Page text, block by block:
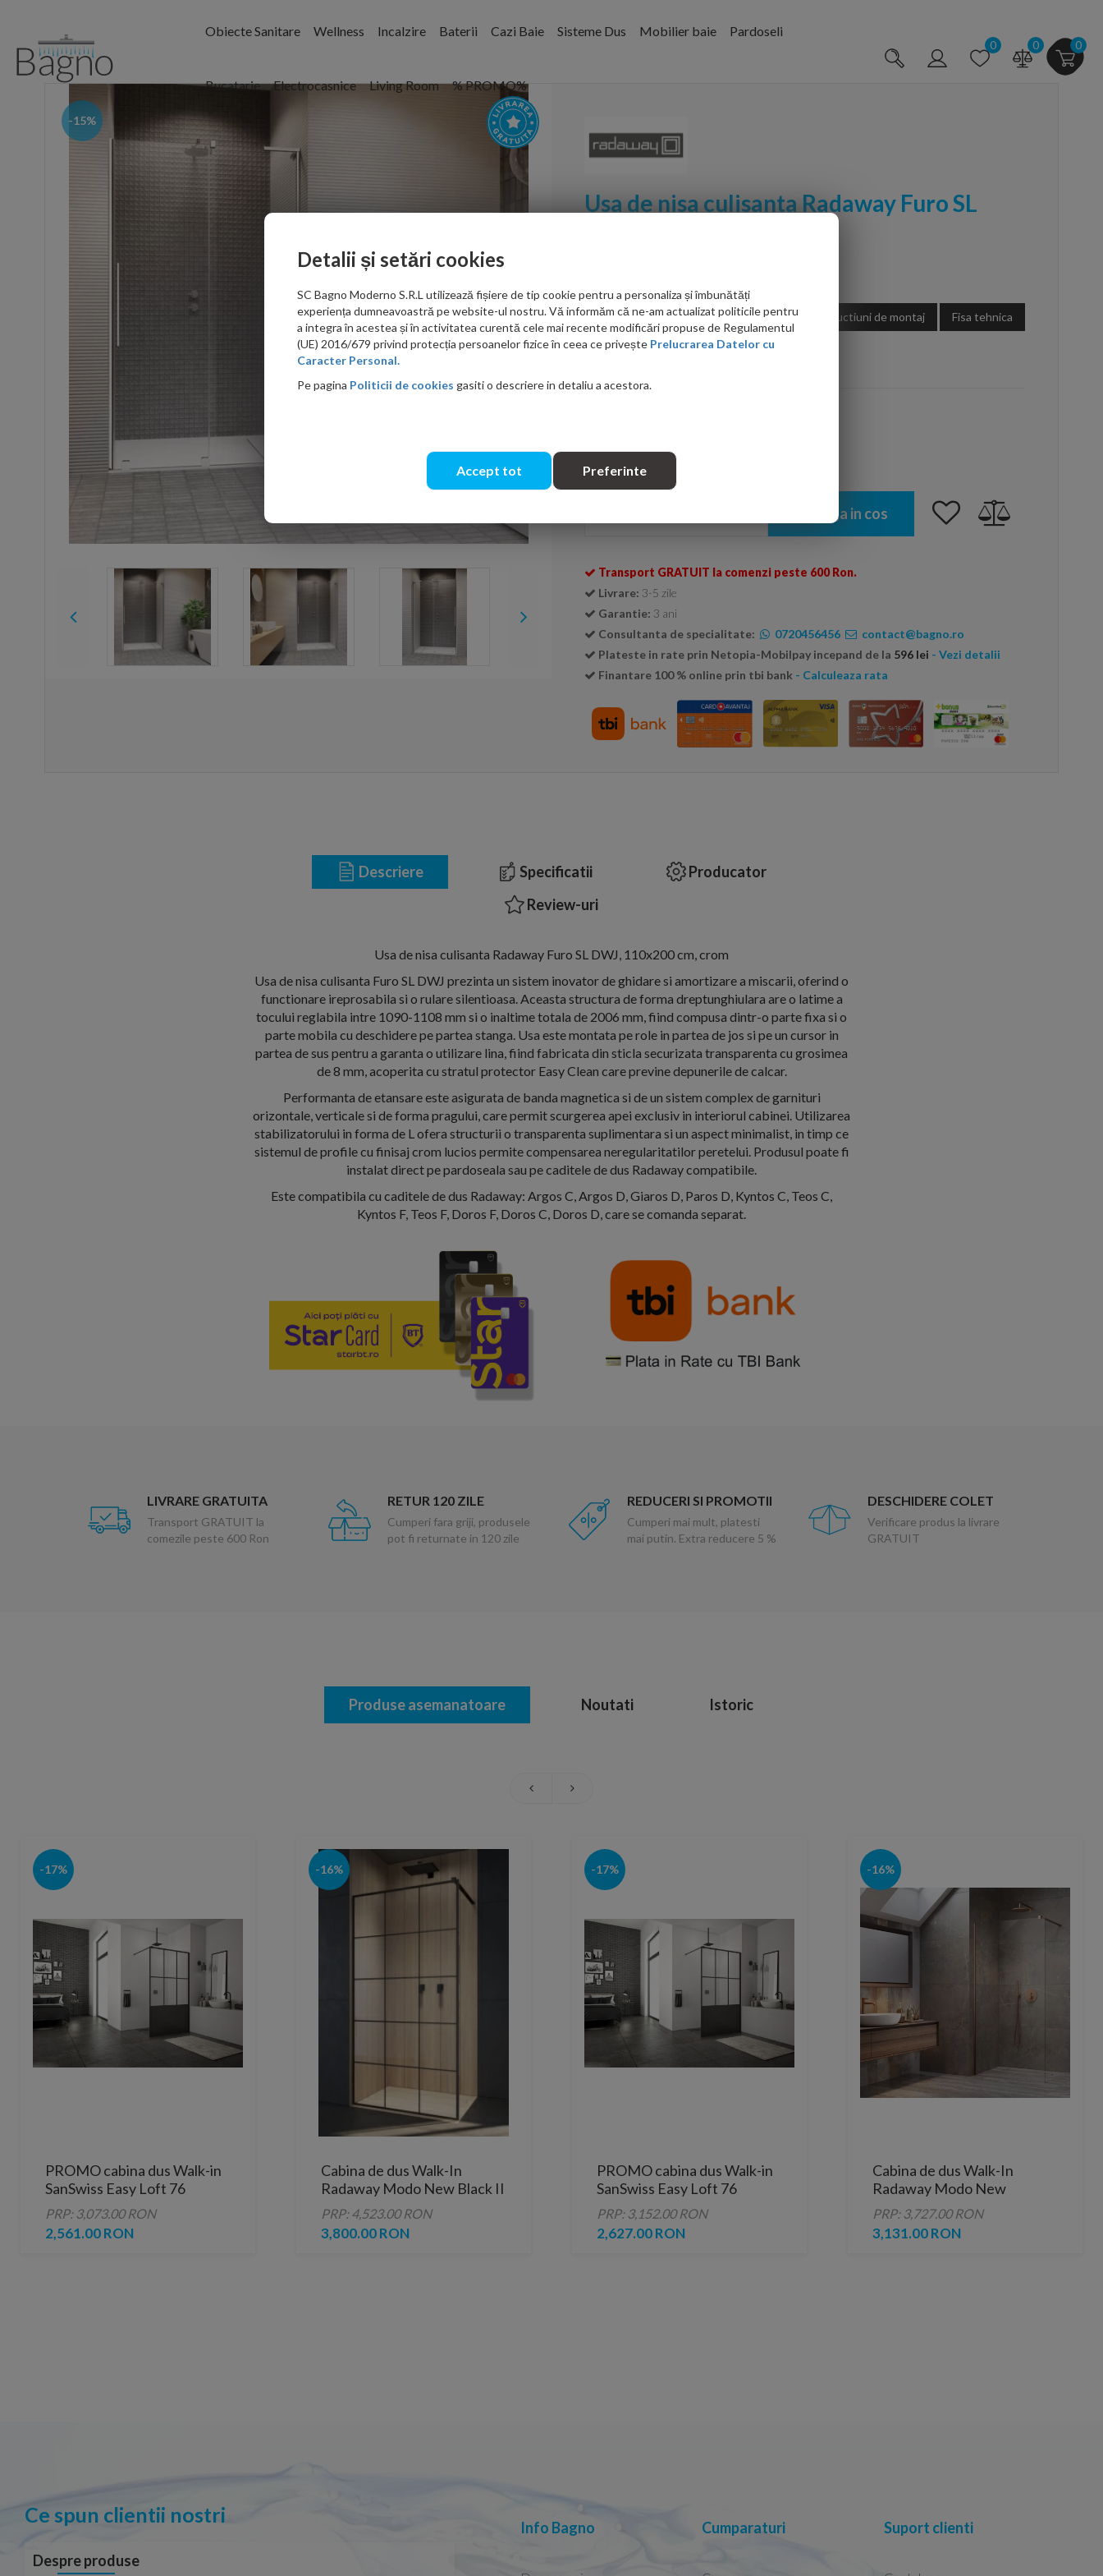
Obiecte Sanitare Wellness Incalzire Baterii Cazi Baie Sisteme Dus Mobilier baie Pardoseli
Bucatarie Electrocasnice Living Room % PROMO%
0 0 0
-15%
Usa de nisa culisanta Radaway Furo SL
PRP: 4,169.00 RON
3,575.00 RON Instructiuni de montaj Fisa tehnica
Adauga in cos
Transport GRATUIT la comenzi peste 600 Ron.
Livrare: 3-5 zile
Garantie: 3 ani
Consultanta de specialitate:
0720456456
contact@bagno.ro
Plateste in rate prin Netopia-Mobilpay incepand de la 596 lei - Vezi detalii
Finantare 100 % online prin tbi bank - Calculeaza rata
Descriere Specificatii
Producator
Review-uri
Usa de nisa culisanta Radaway Furo SL DWJ, 110x200 cm, crom
Usa de nisa culisanta Furo SL DWJ prezinta un sistem inovator de ghidare si amortizare a miscarii, oferind o
functionare ireprosabila si o rulare silentioasa. Aceasta structura de forma dreptunghiulara are o latime a
tocului reglabila intre 1090-1108 mm si o inaltime totala de 2006 mm, fiind compusa dintr-o parte fixa si o
parte mobila cu deschidere pe partea stanga. Usa este montata pe role in partea de jos si pe un cursor in
partea de sus pentru a garanta o utilizare lina, fiind fabricata din sticla securizata transparenta cu grosimea
de 8 mm, acoperita cu stratul protector Easy Clean care previne depunerile de calcar.
Performanta de etansare este asigurata de banda magnetica si de un sistem complex de garnituri
orizontale, verticale si de forma pragului, care permit scurgerea apei exclusiv in interiorul cabinei. Utilizarea
stabilizatorului in forma de L ofera structurii o transparenta suplimentara si un aspect minimalist, in timp ce
sistemul de profile cu finisaj crom lucios permite compensarea neregularitatilor peretelui. Produsul poate fi
instalat direct pe pardoseala sau pe caditele de dus Radaway compatibile.
Este compatibila cu caditele de dus Radaway: Argos C, Argos D, Giaros D, Paros D, Kyntos C, Teos C,
Kyntos F, Teos F, Doros F, Doros C, Doros D, care se comanda separat.
LIVRARE GRATUITA
Transport GRATUIT la
comezile peste 600 Ron
RETUR 120 ZILE
Cumperi fara griji, produsele
pot fi returnate in 120 zile
REDUCERI SI PROMOTII
Cumperi mai mult, platesti
mai putin. Extra reducere 5 %
DESCHIDERE COLET
Verificare produs la livrare
GRATUIT
Produse asemanatoare Noutati Istoric
-17%
PROMO cabina dus Walk-in
SanSwiss Easy Loft 76
Industries 80 x H200 cm
profil negru mat
PRP: 3,073.00 RON
2,561.00 RON
-16%
Cabina de dus Walk-In
Radaway Modo New Black II
Factory 125 x H200 cm profil
negru mat
PRP: 4,523.00 RON
3,800.00 RON
-17%
PROMO cabina dus Walk-in
SanSwiss Easy Loft 76
Industries 90 x H200 cm
profil negru mat
PRP: 3,152.00 RON
2,627.00 RON
-16%
Cabina de dus Walk-In
Radaway Modo New
Brushed Copper II 155x200
cm profil cupru periat
PRP: 3,727.00 RON
3,131.00 RON
Ce spun clientii nostri
Despre produse
Info Bagno Cumparaturi Suport clienti
Detalii și setări cookies
SC Bagno Moderno S.R.L utilizează fișiere de tip cookie pentru a personaliza și îmbunătăți
experiența dumneavoastră pe website-ul nostru. Vă informăm că ne-am actualizat politicile pentru
a integra în acestea și în activitatea curentă cele mai recente modificări propuse de Regulamentul
(UE) 2016/679 privind protecția persoanelor fizice în ceea ce privește Prelucrarea Datelor cu
Caracter Personal.
Pe pagina Politicii de cookies gasiti o descriere in detaliu a acestora.
Accept tot Preferinte